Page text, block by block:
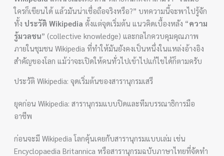
ใครก็เขียนได้ แล้วมันน่าเชื่อถือจริงหรือ?” บทความนี้จะพาไปรู้จัก
ทั้งประวัติ Wikipedia ตั้งแต่จุดเริ่มต้น แนวคิดเบื้องหลัง “ความ
รู้มวลชน” (collective knowledge) และกลไกควบคุมคุณภาพ
ภายในชุมชน Wikipedia ที่ทำให้มันยังคงเป็นหนึ่งในแหล่งอ้างอิง
สำคัญของโลก แม้ว่าจะเปิดให้คนทั่วไปเข้าไปแก้ไขได้ก็ตามครับ
ประวัติ Wikipedia: จุดเริ่มต้นของสารานุกรมเสรี
ยุคก่อน Wikipedia: สารานุกรมแบบปิดและทีมบรรณาธิการมือ
อาชีพ
ก่อนจะมี Wikipedia โลกคุ้นเคยกับสารานุกรมแบบเล่ม เช่น
Encyclopaedia Britannica หรือสารานุกรมฉบับภาษาไทยที่จัดทำ